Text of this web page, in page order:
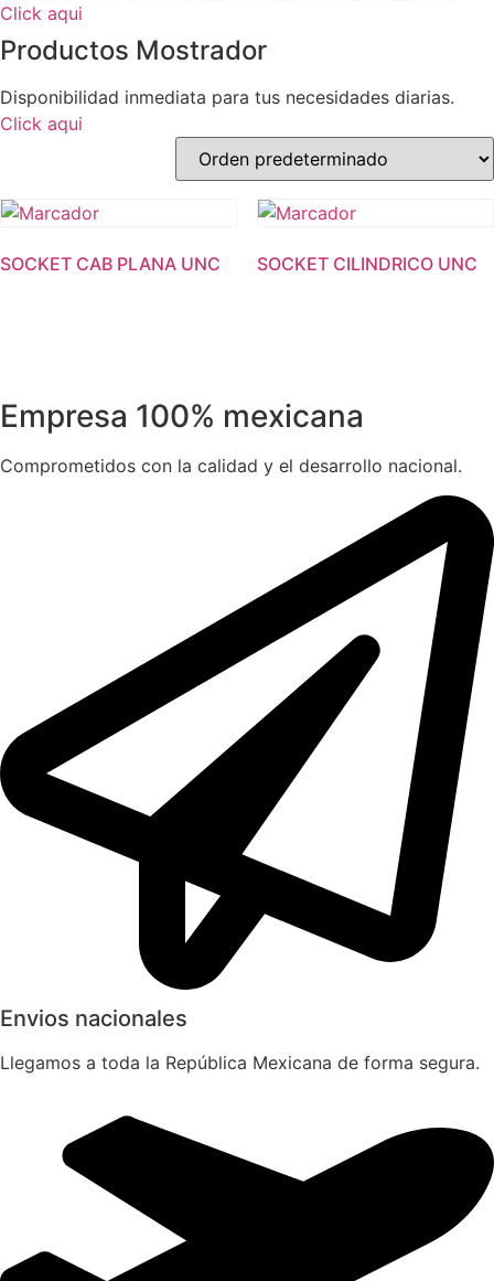
Click aqui
Productos Mostrador
Disponibilidad inmediata para tus necesidades diarias.
Click aqui
SOCKET CAB PLANA UNC SOCKET CILINDRICO UNC
Empresa 100% mexicana
Comprometidos con la calidad y el desarrollo nacional.
Envios nacionales
Llegamos a toda la República Mexicana de forma segura.